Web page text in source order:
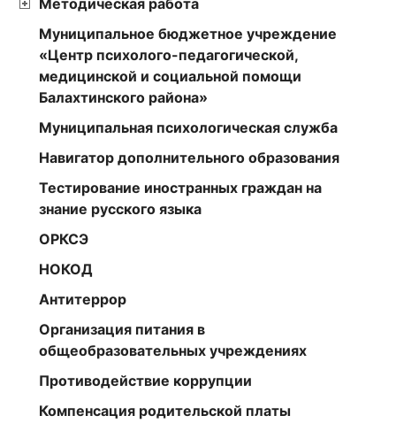
Муниципальное бюджетное учреждение
«Центр психолого-педагогической,
медицинской и социальной помощи
Балахтинского района»
Муниципальная психологическая служба
Навигатор дополнительного образования
Тестирование иностранных граждан на
знание русского языка
ОРКСЭ
НОКОД
Антитеррор
Организация питания в
общеобразовательных учреждениях
Противодействие коррупции
Компенсация родительской платы